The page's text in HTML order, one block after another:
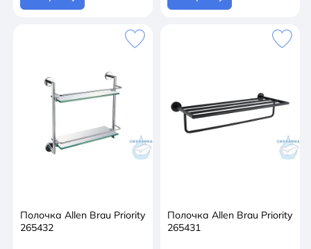
Полочка Allen Brau Priority
265432
Полочка Allen Brau Priority
265431